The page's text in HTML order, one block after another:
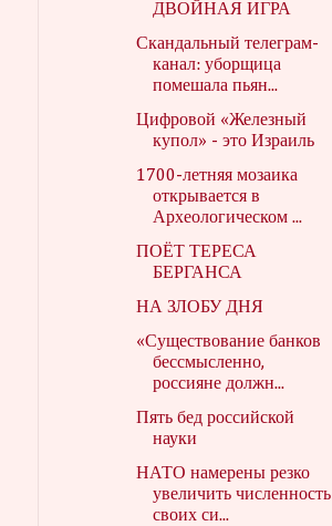
ДВОЙНАЯ ИГРА
Скандальный телеграм-
канал: уборщица
помешала пьян...
Цифровой «Железный
купол» - это Израиль
1700-летняя мозаика
открывается в
Археологическом ...
ПОЁТ ТЕРЕСА
БЕРГАНСА
НА ЗЛОБУ ДНЯ
«Существование банков
бессмысленно,
россияне должн...
Пять бед российской
науки
НАТО намерены резко
увеличить численность
своих си...